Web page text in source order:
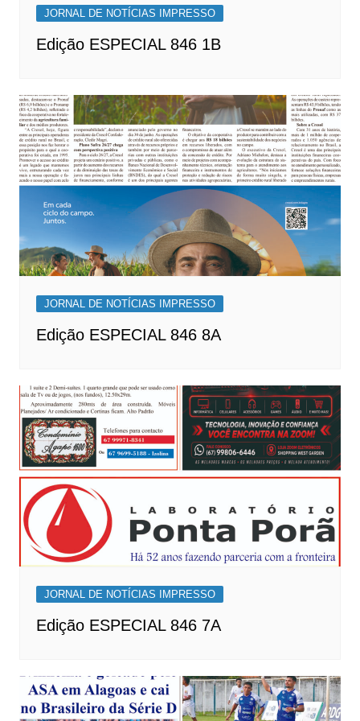
JORNAL DE NOTÍCIAS IMPRESSO
Edição ESPECIAL 846 1B
JORNAL DE NOTÍCIAS IMPRESSO
Edição ESPECIAL 846 8A
JORNAL DE NOTÍCIAS IMPRESSO
Edição ESPECIAL 846 7A